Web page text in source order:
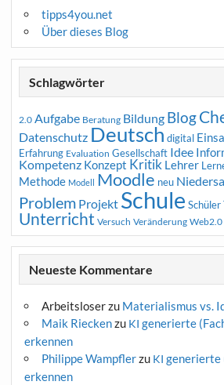
tipps4you.net
Über dieses Blog
Schlagwörter
2.0 Aufgabe Beratung Bildung Blog
Datenschutz Deutsch digital
Erfahrung Evaluation Gesellschaft Idee
Kompetenz Konzept Kritik Lehrer
Methode Modell Moodle neu
Problem Projekt Schule Schüler
Unterricht Versuch Veränderung Web2.0
Neueste Kommentare
Arbeitsloserzu Materialismus vs.
Maik Rieckenzu KI generierte
erkennen
Philippe Wampflerzu KI generierte
erkennen